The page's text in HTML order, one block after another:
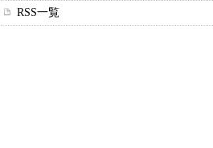
RSS一覧